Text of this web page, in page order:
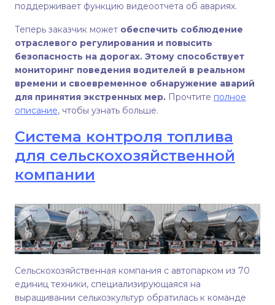
поддерживает функцию видеоотчета об авариях.
Теперь заказчик может обеспечить соблюдение
отраслевого регулирования и повысить
безопасность на дорогах. Этому способствует
мониторинг поведения водителей в реальном
времени и своевременное обнаружение аварий
для принятия экстренных мер. Прочтите полное
описание, чтобы узнать больше.
Система контроля топлива
для сельскохозяйственной
компании
Сельскохозяйственная компания с автопарком из 70
единиц техники, специализирующаяся на
выращивании сельхозкультур обратилась к команде